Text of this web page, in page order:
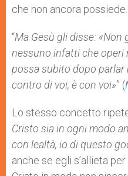
che non ancora
“Ma Gesù gli disse: «Non
nessuno infatti che operi
possa subito dopo parlar
contro di voi, è con voi»” (
Lo stesso concetto
Cristo sia in ogni modo
con lealtà, io di questo
anche se egli s’allieta